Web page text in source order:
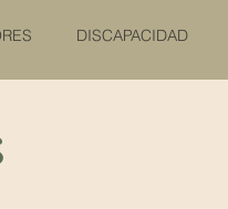
DISCAPACIDAD